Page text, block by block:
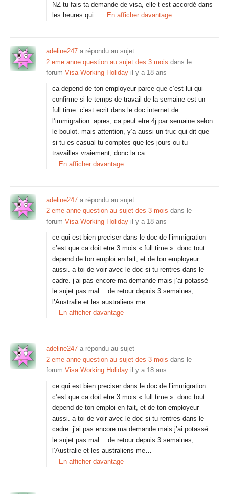
NZ tu fais ta demande de visa, elle t’est accordé dans
les heures qui…
En afficher davantage
adeline247 a répondu au sujet
2 eme anne question au sujet des 3 mois dans le
forum Visa Working Holiday il y a 18 ans
ca depend de ton employeur parce que c’est lui qui
confirme si le temps de travail de la semaine est un
full time. c’est ecrit dans le doc internet de
l’immigration. apres, ca peut etre 4j par semaine selon
le boulot. mais attention, y’a aussi un truc qui dit que
si tu es casual tu comptes que les jours ou tu
travailles vraiement, donc la ca…
En afficher davantage
adeline247 a répondu au sujet
2 eme anne question au sujet des 3 mois dans le
forum Visa Working Holiday il y a 18 ans
ce qui est bien preciser dans le doc de l’immigration
c’est que ca doit etre 3 mois « full time ». donc tout
depend de ton emploi en fait, et de ton employeur
aussi. a toi de voir avec le doc si tu rentres dans le
cadre. j’ai pas encore ma demande mais j’ai potassé
le sujet pas mal… de retour depuis 3 semaines,
l’Australie et les australiens me…
En afficher davantage
adeline247 a répondu au sujet
2 eme anne question au sujet des 3 mois dans le
forum Visa Working Holiday il y a 18 ans
ce qui est bien preciser dans le doc de l’immigration
c’est que ca doit etre 3 mois « full time ». donc tout
depend de ton emploi en fait, et de ton employeur
aussi. a toi de voir avec le doc si tu rentres dans le
cadre. j’ai pas encore ma demande mais j’ai potassé
le sujet pas mal… de retour depuis 3 semaines,
l’Australie et les australiens me…
En afficher davantage